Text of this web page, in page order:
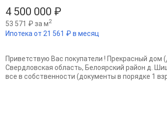
4 500 000 ₽
53 571 ₽ за м2
Ипотека от 21 561 ₽ в месяц
Приветствую Вас покупатели ! Прекрасный
Свердловская область, Белоярский район д.
все в собственности (документы в порядке 1